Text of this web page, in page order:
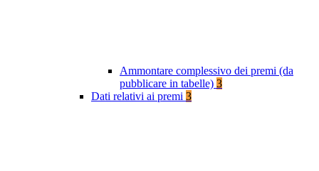
Ammontare complessivo dei premi (da
pubblicare in tabelle) 3
Dati relativi ai premi 3